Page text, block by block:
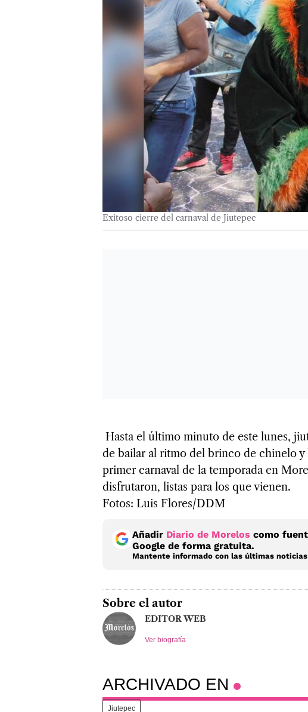
Exitoso cierre del carnaval de Jiutepec
Hasta el último minuto de este lunes,
de bailar al ritmo del brinco de chinelo
primer carnaval de la temporada en
disfrutaron, listas para los que vienen.
Fotos: Luis Flores/DDM
Añadir Diario de Morelos como
Google de forma gratuita.
Mantente informado con las últimas
Sobre el autor
EDITOR WEB
Ver biografía
ARCHIVADO EN
Jiutepec